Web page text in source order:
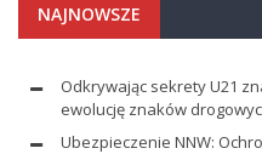
NAJNOWSZE
Odkrywając sekrety U21
ewolucję znaków
Ubezpieczenie NNW: